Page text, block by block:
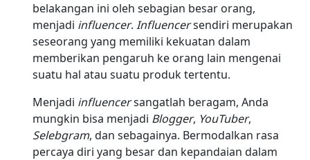
belakangan ini oleh sebagian besar orang,
menjadi influencer. Influencersendiri merupakan
seseorang yang memiliki kekuatan dalam
memberikan pengaruh ke orang lain mengenai
suatu hal atau suatu produk tertentu.
Menjadi influencersangatlah beragam, Anda
mungkin bisa menjadi Blogger, YouTuber,
Selebgram, dan sebagainya. Bermodalkan rasa
percaya diri yang besar dan kepandaian dalam